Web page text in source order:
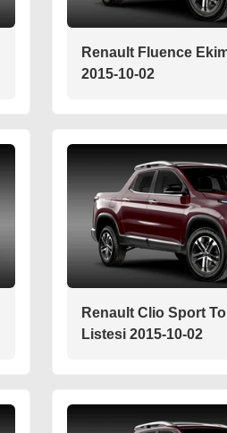
Renault Fluence
2015-10-02
Renault Clio Sport
Listesi 2015-10-02